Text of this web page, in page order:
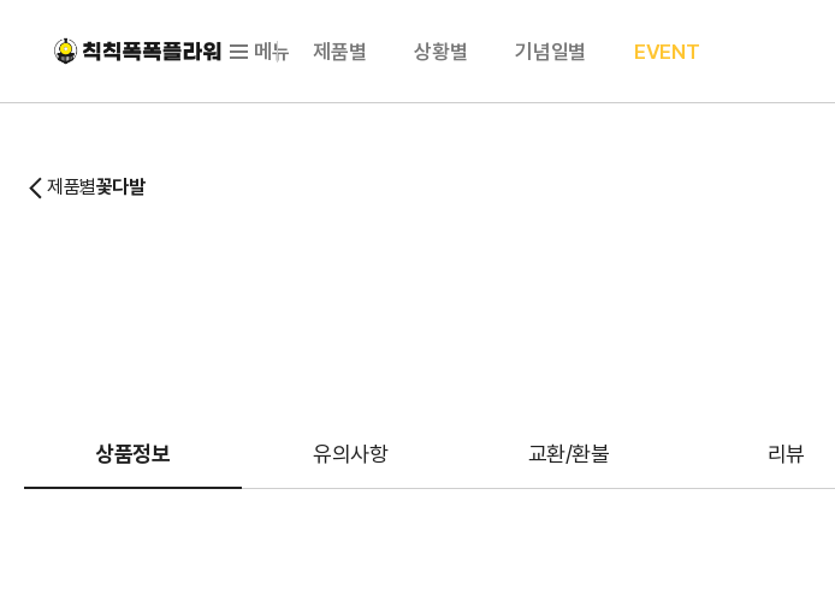
메뉴 제품별 상황별 기념일별 EVENT
제품별꽃다발
상품정보 유의사항 교환/환불 리뷰